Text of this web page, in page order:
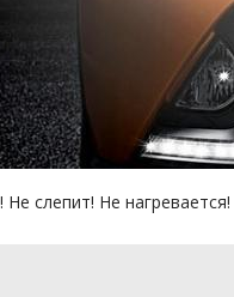
слепит! Не нагревается!